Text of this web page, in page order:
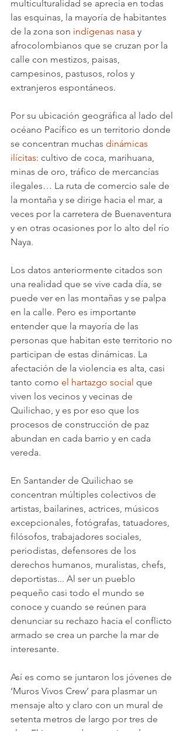
multiculturalidad se aprecia en todas
las esquinas, la mayoría de habitantes
de la zona son indígenas nasa y
afrocolombianos que se cruzan por la
calle con mestizos, paisas,
campesinos, pastusos, rolos y
extranjeros espontáneos.
Por su ubicación geográfica al lado del
océano Pacífico es un territorio donde
se concentran muchas dinámicas
ilícitas: cultivo de coca, marihuana,
minas de oro, tráfico de mercancías
ilegales… La ruta de comercio sale de
la montaña y se dirige hacia el mar, a
veces por la carretera de Buenaventura
y en otras ocasiones por lo alto del río
Naya.
Los datos anteriormente citados son
una realidad que se vive cada día, se
puede ver en las montañas y se palpa
en la calle. Pero es importante
entender que la mayoría de las
personas que habitan este territorio no
participan de estas dinámicas. La
afectación de la violencia es alta, casi
tanto como el hartazgo social que
viven los vecinos y vecinas de
Quilichao, y es por eso que los
procesos de construcción de paz
abundan en cada barrio y en cada
vereda.
En Santander de Quilichao se
concentran múltiples colectivos de
artistas, bailarines, actrices, músicos
excepcionales, fotógrafas, tatuadores,
filósofos, trabajadores sociales,
periodistas, defensores de los
derechos humanos, muralistas, chefs,
deportistas... Al ser un pueblo
pequeño casi todo el mundo se
conoce y cuando se reúnen para
denunciar su rechazo hacia el conflicto
armado se crea un parche la mar de
interesante.
Así es como se juntaron los jóvenes de
‘Muros Vivos Crew’ para plasmar un
mensaje alto y claro con un mural de
setenta metros de largo por tres de